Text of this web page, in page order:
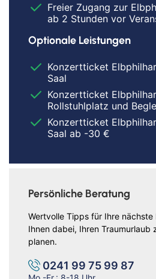
Freier Zugang zur
ab 2 Stunden vor
Optionale Leistungen
Konzertticket
Saal
Konzertticket
Rollstuhlplatz und
Konzertticket
Saal ab -30 €
Persönliche Beratung
Wertvolle Tipps für Ihre nächste
Ihnen dabei, Ihren Traumurlaub
planen.
0241 99 75 99 87